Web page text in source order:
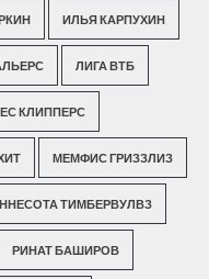
ИЛЬЯ КАРПУХИН
ЛИГА ВТБ
КЛИППЕРС
МЕМФИС ГРИЗЗЛИЗ
ТИМБЕРВУЛВЗ
РИНАТ БАШИРОВ